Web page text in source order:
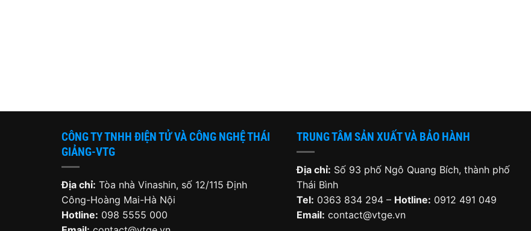
CÔNG TY TNHH ĐIỆN TỬ VÀ CÔNG NGHỆ THÁI
GIẢNG-VTG
Địa chỉ: Tòa nhà Vinashin, số 12/115 Định
Công-Hoàng Mai-Hà Nội
Hotline: 098 5555 000
TRUNG TÂM SẢN XUẤT VÀ BẢO HÀNH
Địa chỉ: Số 93 phố Ngô Quang Bích, thành phố
Thái Bình
Tel: 0363 834 294 – Hotline: 0912 491 049
Email: contact@vtge.vn